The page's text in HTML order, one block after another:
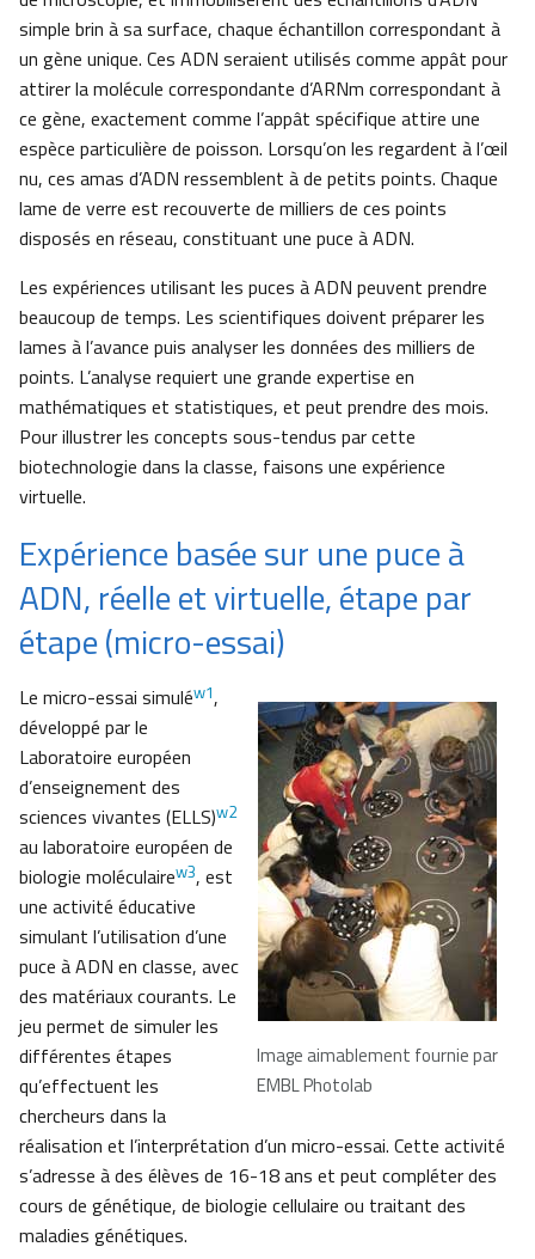
simple brin à sa surface, chaque échantillon correspondant à
un gène unique. Ces ADN seraient utilisés comme appât pour
attirer la molécule correspondante d’ARNm correspondant à
ce gène, exactement comme l’appât spécifique attire une
espèce particulière de poisson. Lorsqu’on les regardent à l’œil
nu, ces amas d’ADN ressemblent à de petits points. Chaque
lame de verre est recouverte de milliers de ces points
disposés en réseau, constituant une puce à ADN.
Les expériences utilisant les puces à ADN peuvent prendre
beaucoup de temps. Les scientifiques doivent préparer les
lames à l’avance puis analyser les données des milliers de
points. L’analyse requiert une grande expertise en
mathématiques et statistiques, et peut prendre des mois.
Pour illustrer les concepts sous-tendus par cette
biotechnologie dans la classe, faisons une expérience
virtuelle.
Expérience basée sur une puce à
ADN, réelle et virtuelle, étape par
étape (micro-essai)
Image aimablement fournie par
EMBL Photolab
Le micro-essai simuléw1,
développé par le
Laboratoire européen
d’enseignement des
sciences vivantes (ELLS)w2
au laboratoire européen de
biologie moléculairew3, est
une activité éducative
simulant l’utilisation d’une
puce à ADN en classe, avec
des matériaux courants. Le
jeu permet de simuler les
différentes étapes
qu’effectuent les
chercheurs dans la
réalisation et l’interprétation d’un micro-essai. Cette activité
s’adresse à des élèves de 16-18 ans et peut compléter des
cours de génétique, de biologie cellulaire ou traitant des
maladies génétiques.